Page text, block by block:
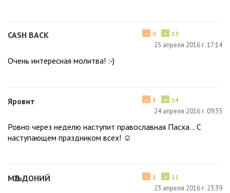
САЅН ВАСК + 13
− 0
25 апреля 2016 г. 17:14
Очень интересная молитва! :-)
Яровит + 14
− 1
24 апреля 2016 г. 09:35
Ровно через неделю наступит православная Пасха… С
наступающем праздником всех! ☺
МѢЉДОНИЙ + 11
− 1
23 апреля 2016 г. 23:39